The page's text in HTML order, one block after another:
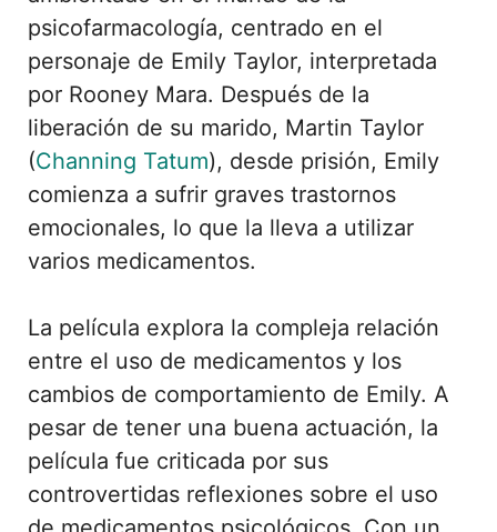
psicofarmacología, centrado en el
personaje de Emily Taylor, interpretada
por Rooney Mara. Después de la
liberación de su marido, Martin Taylor
(Channing Tatum), desde prisión, Emily
comienza a sufrir graves trastornos
emocionales, lo que la lleva a utilizar
varios medicamentos.
La película explora la compleja relación
entre el uso de medicamentos y los
cambios de comportamiento de Emily. A
pesar de tener una buena actuación, la
película fue criticada por sus
controvertidas reflexiones sobre el uso